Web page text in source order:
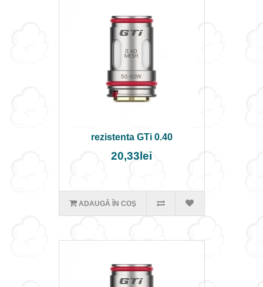
rezistenta GTi 0.40
20,33lei
ADAUGĂ ÎN COŞ